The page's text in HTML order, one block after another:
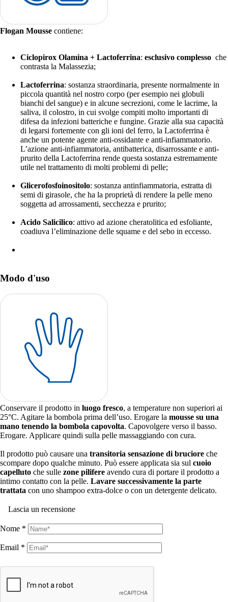
Flogan Mousse contiene:
Ciclopirox Olamina + Lactoferrina: esclusivo complesso che
contrasta la Malassezia;
Lactoferrina: sostanza straordinaria, presente normalmente in
piccola quantità nel nostro corpo (per esempio nei globuli
bianchi del sangue) e in alcune secrezioni, come le lacrime, la
saliva, il colostro, in cui svolge compiti molto importanti di
difesa da infezioni batteriche e fungine. Grazie alla sua capacità
di legarsi fortemente con gli ioni del ferro, la Lactoferrina è
anche un potente agente anti-ossidante e anti-infiammatorio.
L’azione anti-infiammatoria, antibatterica, disarrossante e anti-
prurito della Lactoferrina rende questa sostanza estremamente
utile nel trattamento di molti problemi di pelle;
Glicerofosfoinositolo: sostanza antinfiammatoria, estratta di
semi di girasole, che ha la proprietà di rendere la pelle meno
soggetta ad arrossamenti, secchezza e prurito;
Acido Salicilico: attivo ad azione cheratolitica ed esfoliante,
coadiuva l’eliminazione delle squame e del sebo in eccesso.
Modo d'uso
Conservare il prodotto in luogo fresco, a temperature non superiori ai
25°C. Agitare la bombola prima dell’uso. Erogare la mousse su una
mano tenendo la bombola capovolta. Capovolgere verso il basso.
Erogare. Applicare quindi sulla pelle massaggiando con cura.
Il prodotto può causare una transitoria sensazione di bruciore che
scompare dopo qualche minuto. Può essere applicata sia sul cuoio
capelluto che sulle zone pilifere avendo cura di portare il prodotto a
intimo contatto con la pelle. Lavare successivamente la parte
trattata con uno shampoo extra-dolce o con un detergente delicato.
Lascia un recensione
Nome *
Email *